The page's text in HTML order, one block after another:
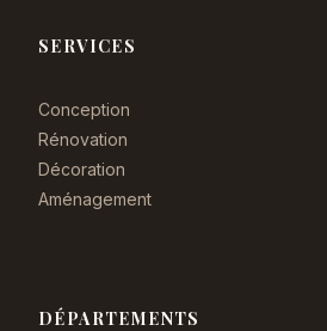
SERVICES
Conception
Rénovation
Décoration
Aménagement
DÉPARTEMENTS